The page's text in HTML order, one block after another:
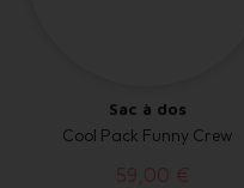
Sac à dos
Cool Pack Funny Crew
59,00 €